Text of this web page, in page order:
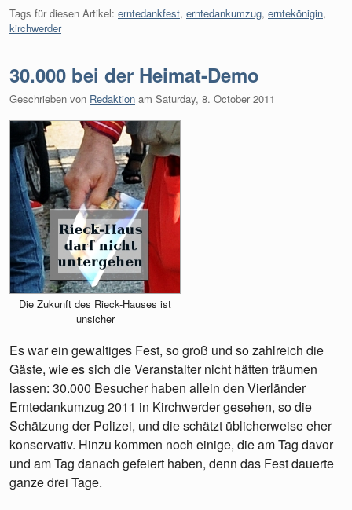
Tags für diesen Artikel: erntedankfest, erntedankumzug, erntekönigin,
kirchwerder
30.000 bei der Heimat-Demo
Geschrieben von Redaktion am Saturday, 8. October 2011
Die Zukunft des Rieck-Hauses ist
unsicher
Es war ein gewaltiges Fest, so groß und so zahlreich die
Gäste, wie es sich die Veranstalter nicht hätten träumen
lassen: 30.000 Besucher haben allein den Vierländer
Erntedankumzug 2011 in Kirchwerder gesehen, so die
Schätzung der Polizei, und die schätzt üblicherweise eher
konservativ. Hinzu kommen noch einige, die am Tag davor
und am Tag danach gefeiert haben, denn das Fest dauerte
ganze drei Tage.